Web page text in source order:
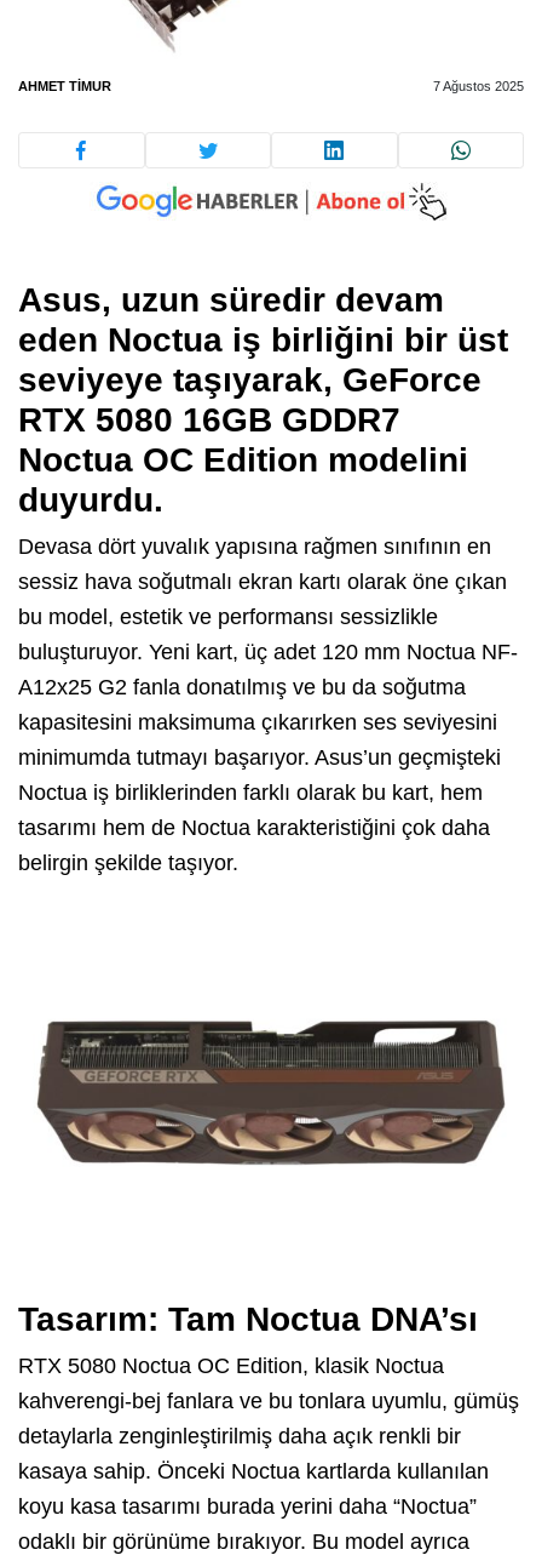
AHMET TIMUR 7 Ağustos 2025
Asus, uzun süredir devam
eden Noctua iş birliğini bir üst
seviyeye taşıyarak, GeForce
RTX 5080 16GB GDDR7
Noctua OC Edition modelini
duyurdu.
Devasa dört yuvalık yapısına rağmen sınıfının en
sessiz hava soğutmalı ekran kartı olarak öne çıkan
bu model, estetik ve performansı sessizlikle
buluşturuyor. Yeni kart, üç adet 120 mm Noctua NF-
A12x25 G2 fanla donatılmış ve bu da soğutma
kapasitesini maksimuma çıkarırken ses seviyesini
minimumda tutmayı başarıyor. Asus’un geçmişteki
Noctua iş birliklerinden farklı olarak bu kart, hem
tasarımı hem de Noctua karakteristiğini çok daha
belirgin şekilde taşıyor.
Tasarım: Tam Noctua DNA’sı
RTX 5080 Noctua OC Edition, klasik Noctua
kahverengi-bej fanlara ve bu tonlara uyumlu, gümüş
detaylarla zenginleştirilmiş daha açık renkli bir
kasaya sahip. Önceki Noctua kartlarda kullanılan
koyu kasa tasarımı burada yerini daha “Noctua”
odaklı bir görünüme bırakıyor. Bu model ayrıca